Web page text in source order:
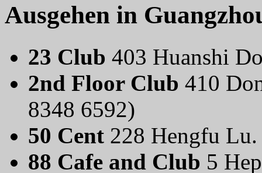
Ausgehen in
23 Club 403 Huanshi
2nd Floor Club 410
8348 6592)
50 Cent 228 Hengfu
88 Cafe and Club 5